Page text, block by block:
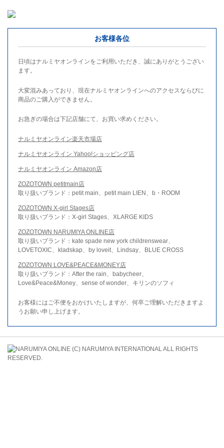
お客様各位
日頃はナルミヤオンラインをご利用いただき、誠にありがとうござい
ます。
大変混みあっており、現在ナルミヤオンラインへのアクセスならびに
商品のご購入ができません。
お急ぎの場合は下記店舗にて、お買い求めください。
ナルミヤオンライン楽天市場店
ナルミヤオンライン Yahoo!ショッピング店
ナルミヤオンライン Amazon店
ZOZOTOWN petitmain店
取り扱いブランド：petit main、petit main LIEN、b・ROOM
ZOZOTOWN X-girl Stages店
取り扱いブランド：X-girl Stages、XLARGE KIDS
ZOZOTOWN NARUMIYA ONLINE店
取り扱いブランド：kate spade new york childrenswear、
LOVETOXIC、kladskap、by loveit、Lindsay、BLUE CROSS
ZOZOTOWN LOVE&PEACE&MONEY店
取り扱いブランド：After the rain、babycheer、
Love&Peace&Money、sense of wonder、キリンのソフィ
お客様にはご不便をおかけいたしますが、何卒ご理解いただきますよ
うお願い申し上げます。